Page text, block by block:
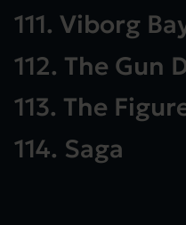
111. Viborg
112. The Gun
113. The
114. Saga